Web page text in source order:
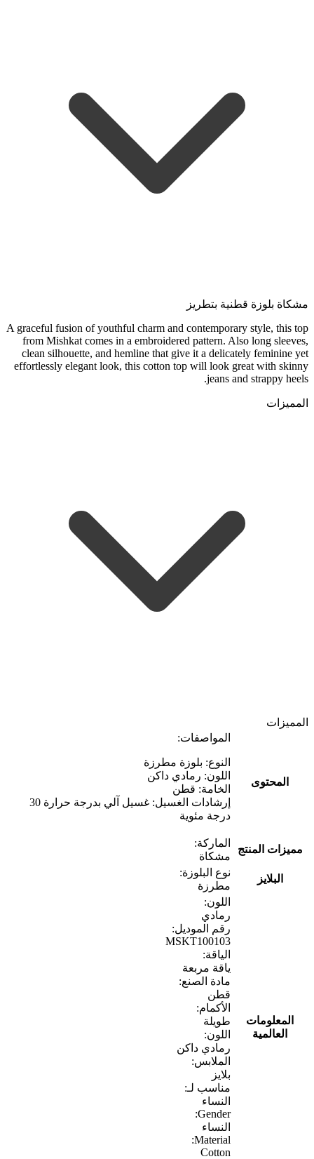
مشكاة بلوزة قطنية بتطريز
A graceful fusion of youthful charm and contemporary style, this top
from Mishkat comes in a embroidered pattern. Also long sleeves,
clean silhouette, and hemline that give it a delicately feminine yet
effortlessly elegant look, this cotton top will look great with skinny
jeans and strappy heels.
المميزات
المميزات
المحتوى
المواصفات:
النوع: بلوزة مطرزة
اللون: رمادي داكن
الخامة: قطن
إرشادات الغسيل: غسيل آلي بدرجة حرارة 30
درجة مئوية
مميزات المنتج
الماركة:
مشكاة
البلايز
نوع البلوزة:
مطرزة
المعلومات
العالمية
اللون:
رمادي
رقم الموديل:
MSKT100103
الياقة:
ياقة مربعة
مادة الصنع:
قطن
الأكمام:
طويلة
اللون:
رمادي داكن
الملابس:
بلايز
مناسب لـ:
النساء
Gender:
النساء
Material:
Cotton